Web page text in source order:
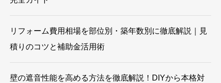
リフォーム費用相場を部位別・築年数別に徹底解説｜見
積りのコツと補助金活用術
壁の遮音性能を高める方法を徹底解説！DIYから本格対